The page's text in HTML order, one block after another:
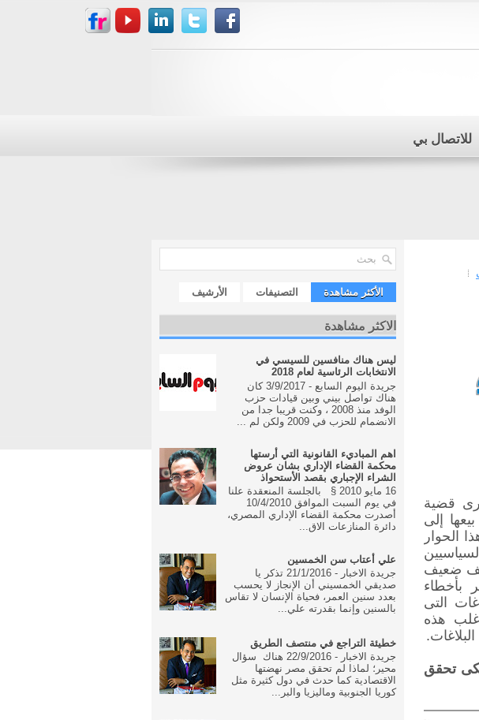
للاتصال بي
قضية
إلى
الحوار
ضعيف
بأخطاء
التى
هذه
تحقق
الأكثر مشاهدة التصنيفات الأرشيف
الاكثر مشاهدة
ليس هناك منافسين للسيسي في
الانتخابات الرئاسية لعام 2018
جريدة اليوم السابع - 3/9/2017 كان
هناك تواصل بيني وبين قيادات حزب
الوفد منذ 2008 ، وكنت قريبا جدا من
الانضمام للحزب في 2009 ولكن لم ...
اهم المباديء القانونية التي أرستها
محكمة القضاء الإداري بشان عروض
الشراء الإجباري بقصد الأستحواذ
16 مايو 2010 § بالجلسة المنعقدة علنا
في يوم السبت الموافق 10/4/2010
أصدرت محكمة القضاء الإداري المصري،
دائرة المنازعات الاق...
علي أعتاب سن الخمسين
جريدة الاخبار - 21/1/2016 تذكر يا
صديقي الخمسيني أن الإنجاز لا يحسب
بعدد سنين العمر، فحياة الإنسان لا تقاس
بالسنين وإنما بقدرته علي...
خطيئة التراجع في منتصف الطريق
جريدة الاخبار - 22/9/2016 هناك سؤال
محير؛ لماذا لم تحقق مصر نهضتها
الاقتصادية كما حدث في دول كثيرة مثل
كوريا الجنوبية وماليزيا والبر...